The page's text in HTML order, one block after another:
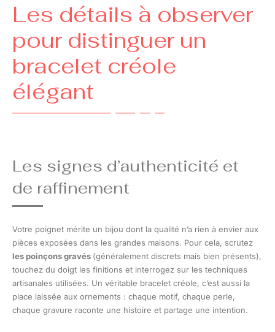
Les détails à observer
pour distinguer un
bracelet créole
élégant
Les signes d’authenticité et
de raffinement
Votre poignet mérite un bijou dont la qualité n’a rien à envier aux
pièces exposées dans les grandes maisons. Pour cela, scrutez
les poinçons gravés (généralement discrets mais bien présents),
touchez du doigt les finitions et interrogez sur les techniques
artisanales utilisées. Un véritable bracelet créole, c’est aussi la
place laissée aux ornements : chaque motif, chaque perle,
chaque gravure raconte une histoire et partage une intention.